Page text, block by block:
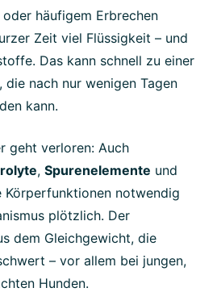
häufigem Erbrechen
Zeit viel Flüssigkeit – und
Das kann schnell zu einer
die nach nur wenigen Tagen
kann.
geht verloren: Auch
, Spurenelemente und
Körperfunktionen notwendig
plötzlich. Der
dem Gleichgewicht, die
– vor allem bei jungen,
Hunden.